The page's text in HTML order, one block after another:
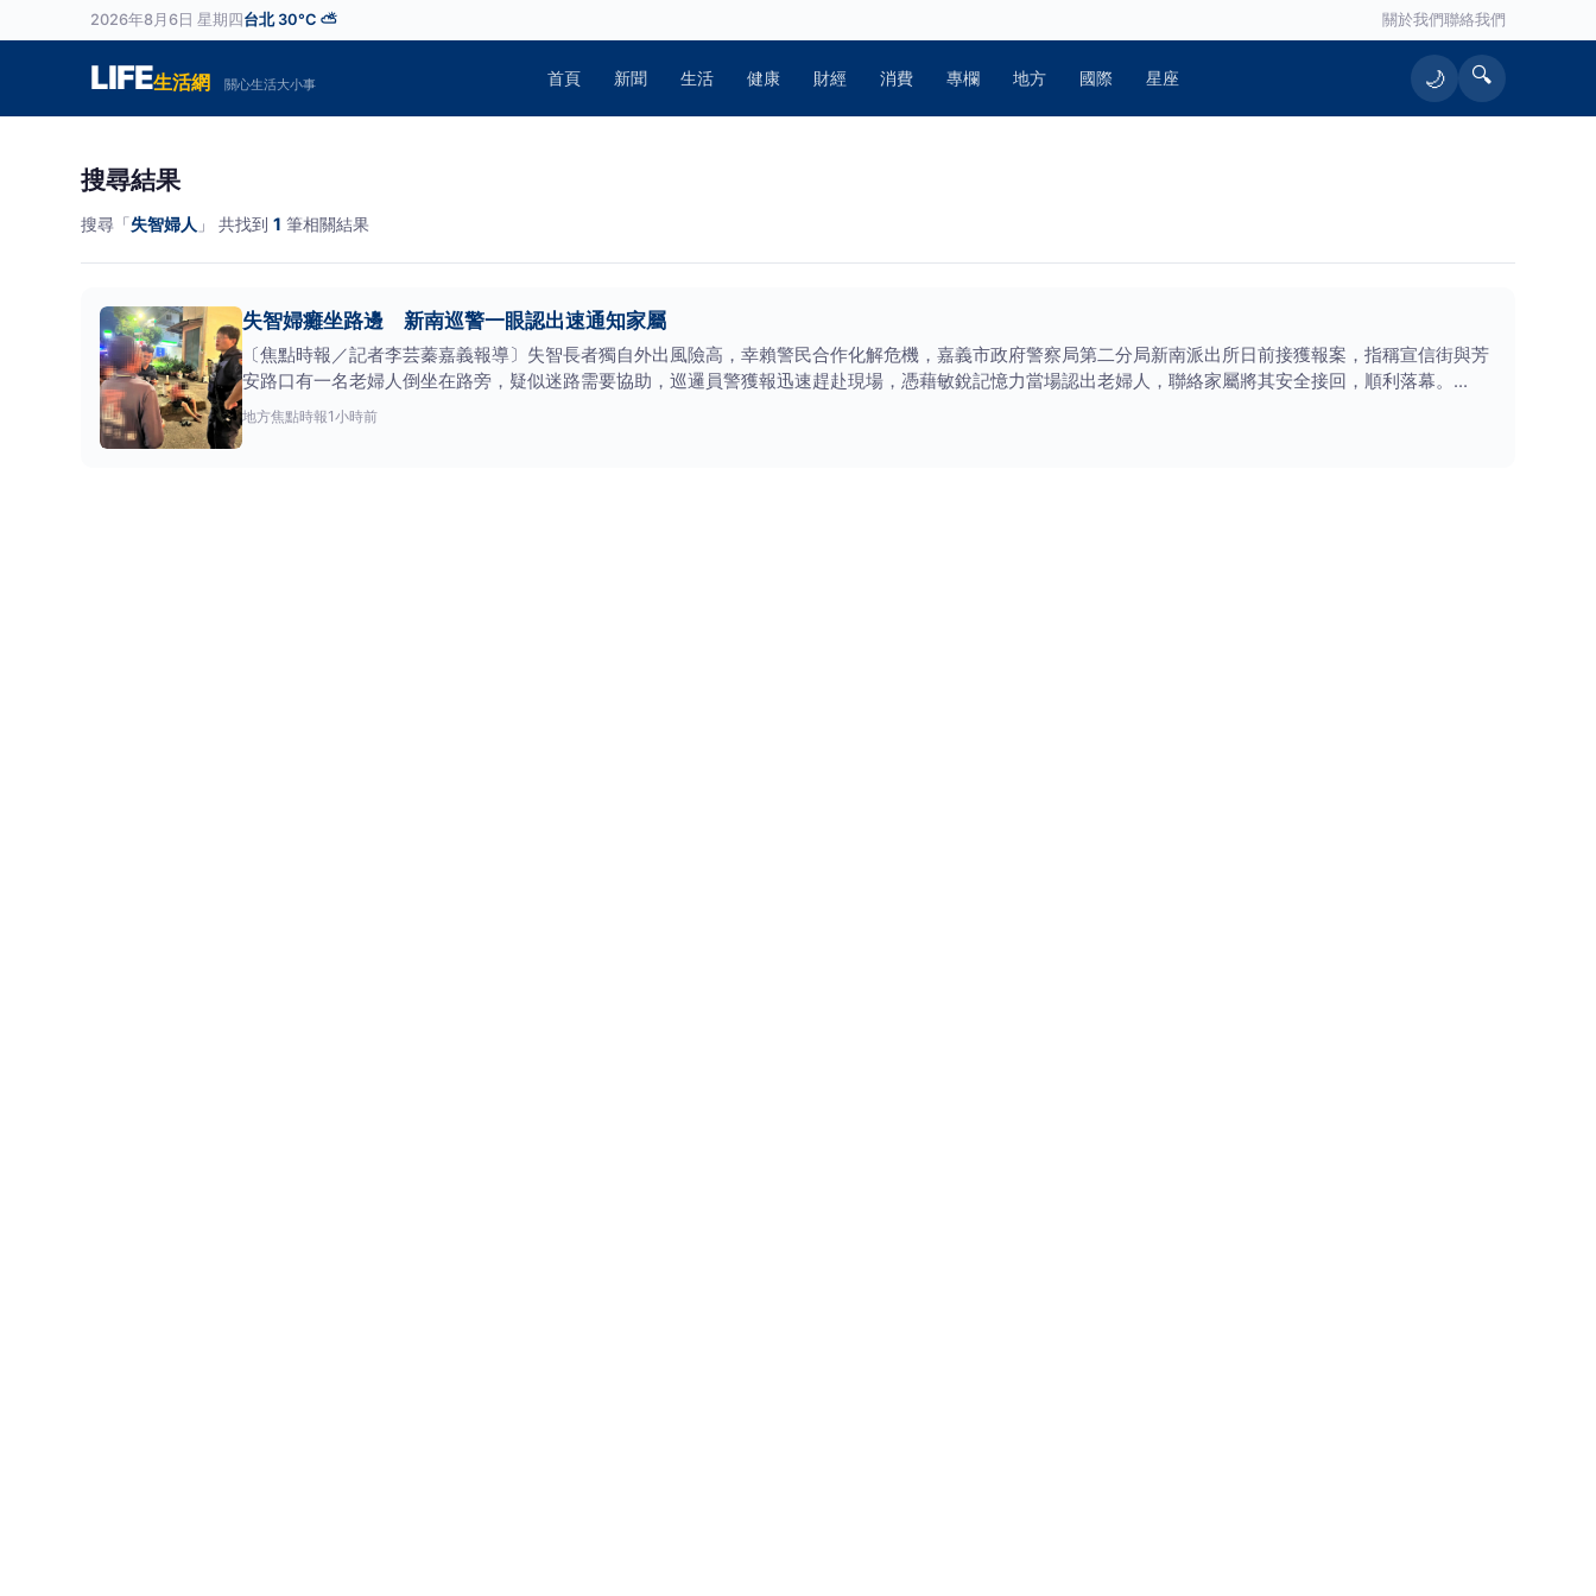
2026年8月6日 星期四 台北 30°C ⛅ 關於我們聯絡我們
LIFE生活網 關心生活大小事 首頁 新聞 生活 健康 財經 消費 專欄 地方 國際 星座 🌙 🔍
搜尋結果
搜尋「失智婦人 」 共找到 1 筆相關結果
失智婦癱坐路邊 新南巡警一眼認出速通知家屬
〔焦點時報／記者李芸蓁嘉義報導〕失智長者獨自外出風險高，幸賴警民合作化解危機，嘉義市政府警察局第二分局新南派出所日前接獲報案，指稱宣信街與芳
安路口有一名老婦人倒坐在路旁，疑似迷路需要協助，巡邏員警獲報迅速趕赴現場，憑藉敏銳記憶力當場認出老婦人，聯絡家屬將其安全接回，順利落幕。
&nbsp;事發當
地方焦點時報1小時前